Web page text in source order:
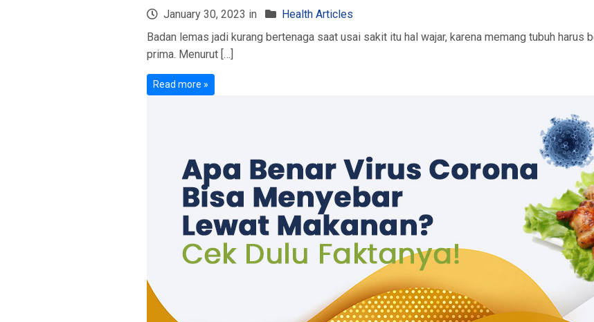
January 30, 2023 in
Health Articles
Badan lemas jadi kurang bertenaga saat usai sakit itu hal wajar, karena memang tubuh
prima. Menurut […]
Read more »